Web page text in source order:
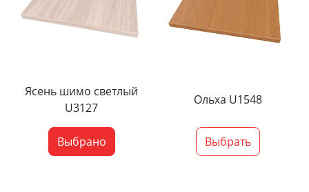
Ясень шимо светлый
U3127
Выбрано
Ольха U1548
Выбрать